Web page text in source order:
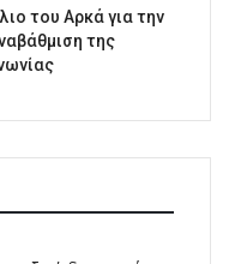
του Αρκά για την
της